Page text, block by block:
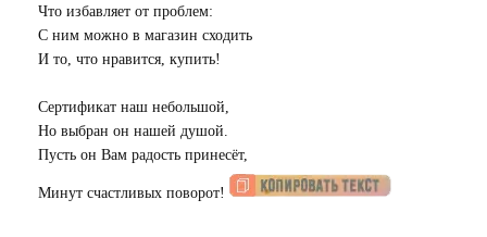
Что избавляет от проблем:
С ним можно в магазин сходить
И то, что нравится, купить!
Сертификат наш небольшой,
Но выбран он нашей душой.
Пусть он Вам радость принесёт,
Минут счастливых поворот!